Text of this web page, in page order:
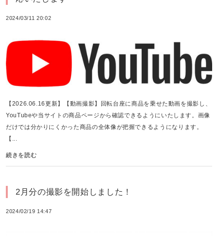
2024/03/11 20:02
【2026.06.16更新】【動画撮影】回転台座に商品を乗せた動画を撮影し、
YouTubeや当サイトの商品ページから確認できるようにいたします。画像
だけでは分かりにくかった商品の全体像が把握できるようになります。
【...
続きを読む
2月分の撮影を開始しました！
2024/02/19 14:47